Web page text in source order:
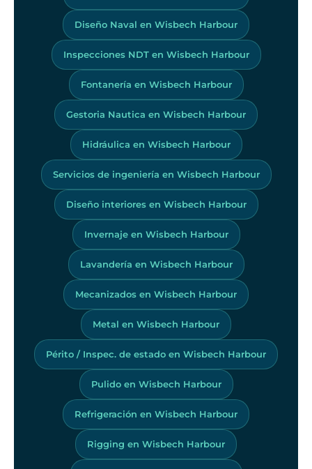
Diseño Naval en Wisbech Harbour
Inspecciones NDT en Wisbech Harbour
Fontanería en Wisbech Harbour
Gestoria Nautica en Wisbech Harbour
Hidráulica en Wisbech Harbour
Servicios de ingeniería en Wisbech Harbour
Diseño interiores en Wisbech Harbour
Invernaje en Wisbech Harbour
Lavandería en Wisbech Harbour
Mecanizados en Wisbech Harbour
Metal en Wisbech Harbour
Périto / Inspec. de estado en Wisbech Harbour
Pulido en Wisbech Harbour
Refrigeración en Wisbech Harbour
Rigging en Wisbech Harbour